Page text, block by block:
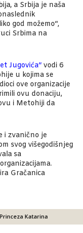
a Srbija je naša
god možemo“,
Srbima na
Jugovića“ vodi 6
u kojima se
ove organizacije
ovu donaciju,
i Metohiji da
i zvanično je
svog višegodišnjeg
sa
Gračanica
Princeza Katarina